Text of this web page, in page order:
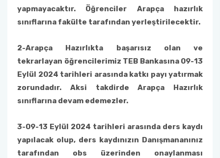
yapmayacaktır. Öğrenciler Arapça hazırlık
sınıflarına fakülte tarafından yerleştirilecektir.
2-Arapça Hazırlıkta başarısız olan ve
tekrarlayan öğrencilerimiz TEB Bankasına 09-13
Eylül 2024 tarihleri arasında katkı payı yatırmak
zorundadır. Aksi takdirde Arapça Hazırlık
sınıflarına devam edemezler.
3-09-13 Eylül 2024 tarihleri arasında ders kaydı
yapılacak olup, ders kaydınızın Danışmananınız
tarafından obs üzerinden onaylanması